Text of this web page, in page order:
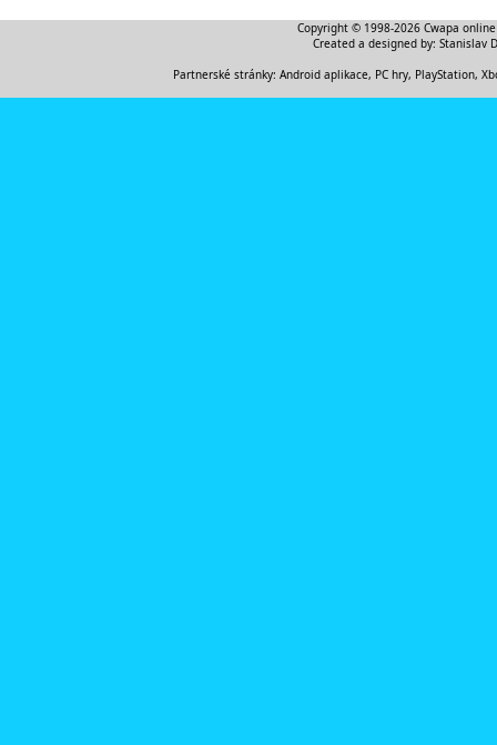
Copyright © 1998-2026 Cwapa
Created a designed by: Stanislav
Partnerské stránky: Android aplikace, PC hry, PlayStation,